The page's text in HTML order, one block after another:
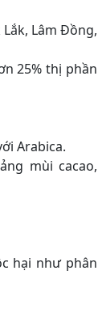
Lâm Đồng,
25% thị phần
Arabica.
mùi cacao,
hại như phân